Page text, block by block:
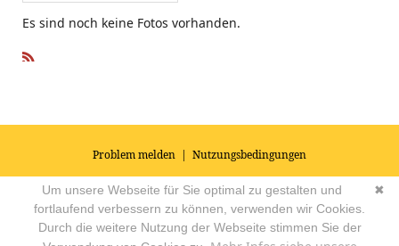
Es sind noch keine Fotos vorhanden.
Problem melden | Nutzungsbedingungen
© 2026Impressum|Datenschutz|AGB's| Yoga Vidya Community -
Forum für Yoga, Meditation und Ayurveda Powered by
✖
Um unsere Webseite für Sie optimal zu gestalten und
fortlaufend verbessern zu können, verwenden wir Cookies.
Durch die weitere Nutzung der Webseite stimmen Sie der